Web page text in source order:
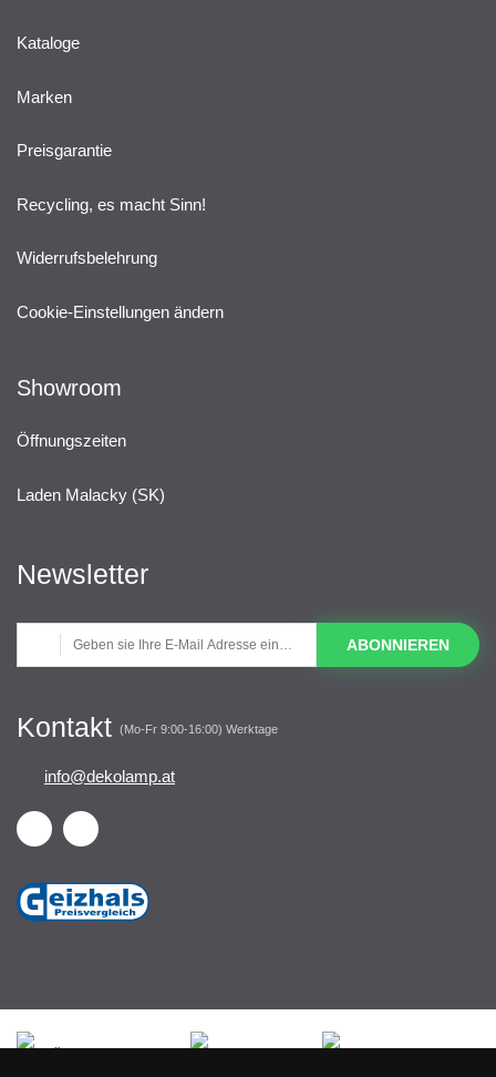
Kataloge
Marken
Preisgarantie
Recycling, es macht Sinn!
Widerrufsbelehrung
Cookie-Einstellungen ändern
Showroom
Öffnungszeiten
Laden Malacky (SK)
Newsletter
ABONNIEREN
Kontakt (Mo-Fr 9:00-16:00) Werktage
info@dekolamp.at